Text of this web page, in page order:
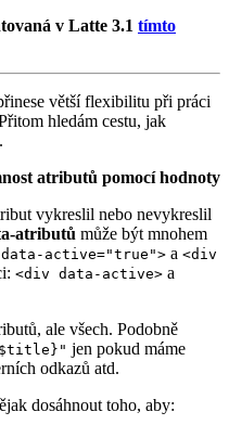
v Latte 3.1 tímto
větší flexibilitu při práci
hledám cestu, jak
atributů pomocí hodnoty
vykreslil nebo nevykreslil
atributů může být mnohem
active="true"> a <div
<div data-active> a
ale všech. Podobně
jen pokud máme
odkazů atd.
dosáhnout toho, aby: